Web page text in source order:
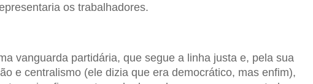
os trabalhadores.
vanguarda partidária, que segue a linha justa e, pela sua
e centralismo (ele dizia que era democrático, mas enfim),